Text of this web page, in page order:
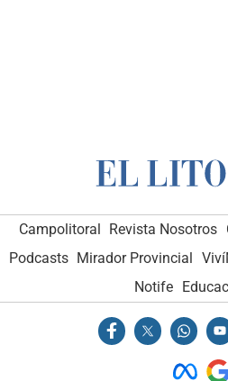
Campolitoral Revista Nosotros
Podcasts Mirador Provincial
Notife